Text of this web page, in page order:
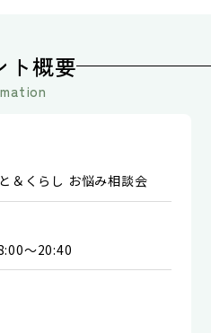
ト概要
＆くらし お悩み相談会
～20:40